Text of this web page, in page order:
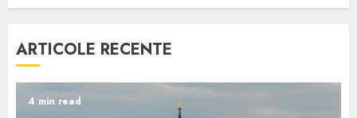
ARTICOLE RECENTE
4 min read